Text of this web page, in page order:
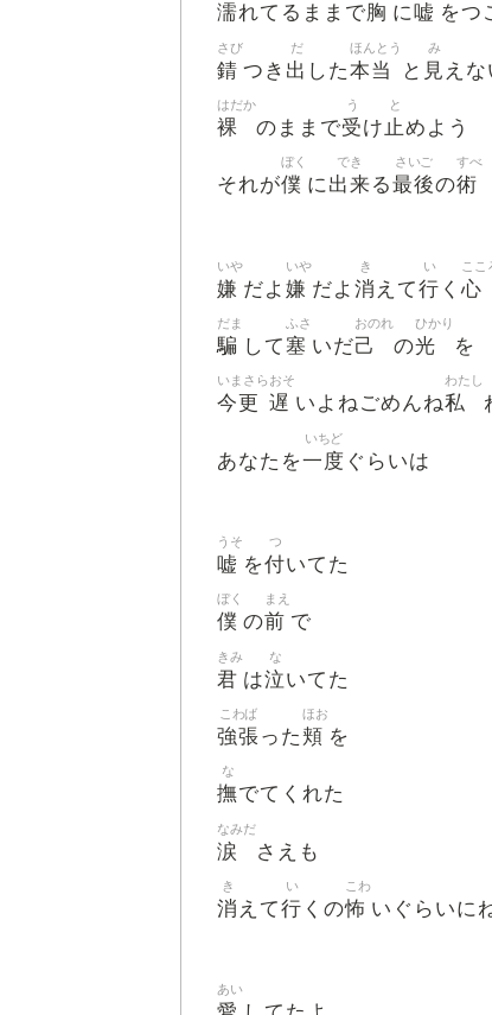
濡れてるままで胸 に嘘 をつ
錆
さび
つき 出
だ
した本当
ほんとう
と 見
み
えな
裸
はだか
のままで受
う
け止
と
めよう
それが僕
ぼく
に出来
でき
る最後
さいご
の術
すべ
嫌
いや
だよ 嫌
いや
だよ 消
き
えて行
い
く 心
ここ
騙
だま
して塞
ふさ
いだ己
おのれ
の光
ひかり
を
今更
いまさら
遅
おそ
いよねごめんね私
わたし
あなたを一度
いちど
ぐらいは
嘘
うそ
を付
つ
いてた
僕
ぼく
の前
まえ
で
君
きみ
は泣
な
いてた
強張
こわば
った頬
ほお
を
撫
な
でてくれた
涙
なみだ
さえも
消
き
えて行
い
くの怖
こわ
いぐらいに
あい